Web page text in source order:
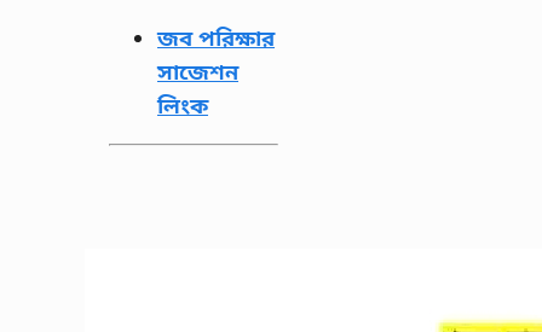
জব পরিক্ষার
সাজেশন
লিংক